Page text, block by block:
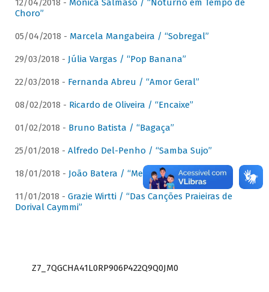
12/04/2018 - Mônica Salmaso / “Noturno em Tempo de
Choro”
05/04/2018 - Marcela Mangabeira / “Sobregal”
29/03/2018 - Júlia Vargas / “Pop Banana”
22/03/2018 - Fernanda Abreu / “Amor Geral”
08/02/2018 - Ricardo de Oliveira / “Encaixe”
01/02/2018 - Bruno Batista / “Bagaça”
25/01/2018 - Alfredo Del-Penho / “Samba Sujo”
18/01/2018 - João Batera / “Meu Pandeiro”
11/01/2018 - Grazie Wirtti / “Das Canções Praieiras de
Dorival Caymmi”
Z7_7QGCHA41L0RP906P422Q9Q0JM0